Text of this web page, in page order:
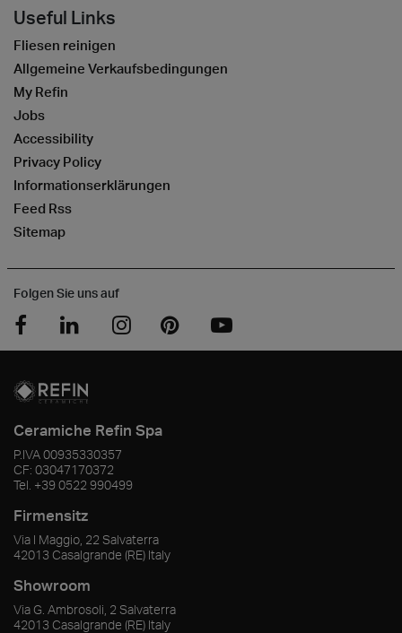
Useful Links
Fliesen reinigen
Allgemeine Verkaufsbedingungen
My Refin
Jobs
Accessibility
Privacy Policy
Informationserklärungen
Feed Rss
Sitemap
Folgen Sie uns auf
Ceramiche Refin Spa
P.IVA00935330357
CF: 03047170372
Tel. +39 0522 990499
Firmensitz
Via I Maggio, 22 Salvaterra
42013 Casalgrande (RE) Italy
Showroom
Via G. Ambrosoli, 2 Salvaterra
42013 Casalgrande (RE) Italy